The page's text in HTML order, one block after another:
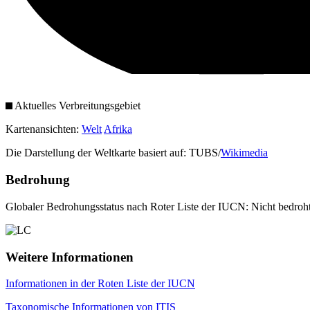
Aktuelles Verbreitungsgebiet
Kartenansichten: WeltAfrika
Die Darstellung der Weltkarte basiert auf: TUBS/Wikimedia
Bedrohung
Globaler Bedrohungsstatus nach Roter Liste der IUCN: Nicht
Weitere Informationen
Informationen in der Roten Liste der IUCN
Taxonomische Informationen von ITIS